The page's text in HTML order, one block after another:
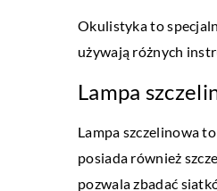
Okulistyka to
używają różnych
Lampa
Lampa szczelinowa
posiada również
pozwala zbadać